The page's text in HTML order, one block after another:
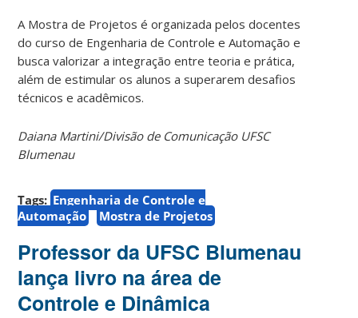
A Mostra de Projetos é organizada pelos docentes
do curso de Engenharia de Controle e Automação e
busca valorizar a integração entre teoria e prática,
além de estimular os alunos a superarem desafios
técnicos e acadêmicos.
Daiana Martini/Divisão de Comunicação UFSC
Blumenau
Tags: Engenharia de Controle e
Automação
Mostra de Projetos
Professor da UFSC Blumenau
lança livro na área de
Controle e Dinâmica